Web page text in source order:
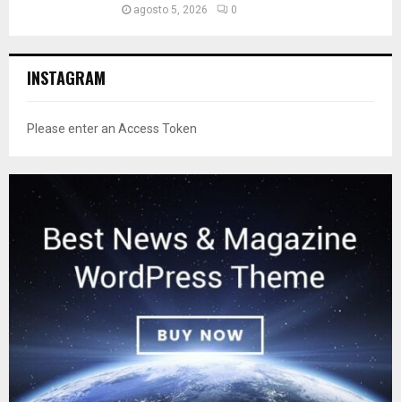
agosto 5, 2026 0
INSTAGRAM
Please enter an Access Token